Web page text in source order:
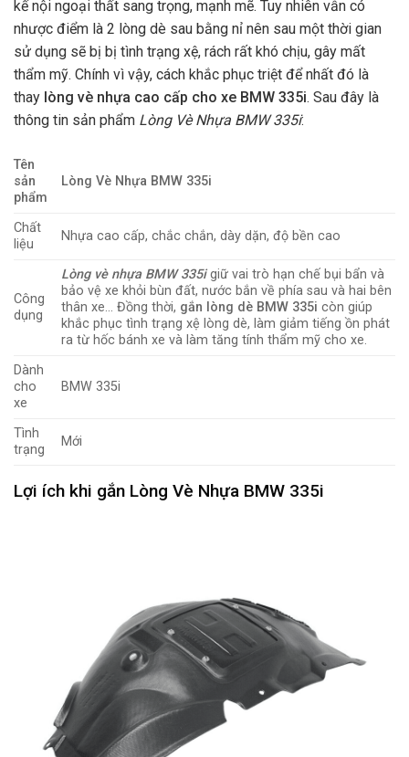
kế nội ngoại thất sang trọng, mạnh mẽ. Tuy nhiên vẫn có
nhược điểm là 2 lòng dè sau bằng nỉ nên sau một thời gian
sử dụng sẽ bị bị tình trạng xệ, rách rất khó chịu, gây mất
thẩm mỹ. Chính vì vậy, cách khắc phục triệt để nhất đó là
thay lòng vè nhựa cao cấp cho xe BMW 335i. Sau đây là
thông tin sản phẩm Lòng Vè Nhựa BMW 335i:
Tên
sản
phẩm
Lòng Vè Nhựa BMW 335i
Chất
liệu
Nhựa cao cấp, chắc chắn, dày dặn, độ bền cao
Công
dụng
Lòng vè nhựa BMW 335igiữ vai trò hạn chế bụi bẩn và
bảo vệ xe khỏi bùn đất, nước bắn về phía sau và hai bên
thân xe… Đồng thời, gắn lòng dè BMW 335icòn giúp
khắc phục tình trạng xệ lòng dè, làm giảm tiếng ồn phát
ra từ hốc bánh xe và làm tăng tính thẩm mỹ cho xe.
Dành
cho
xe
BMW 335i
Tình
trạng
Mới
Lợi ích khi gắn Lòng Vè Nhựa BMW 335i